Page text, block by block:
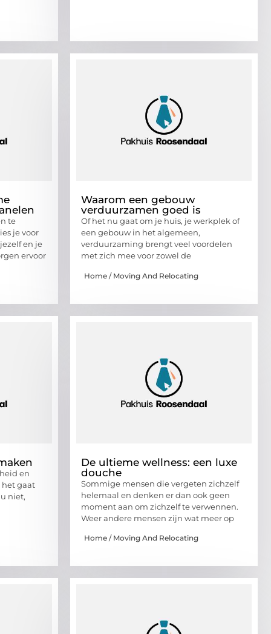
te
je voor
en je
ervoor
Waarom een gebouw
verduurzamen goed is
Of het nu gaat om je huis, je werkplek of
een gebouw in het algemeen,
verduurzaming brengt veel voordelen
met zich mee voor zowel de
Home / Moving And Relocating
en
het gaat
niet,
De ultieme wellness: een luxe
douche
Sommige mensen die vergeten zichzelf
helemaal en denken er dan ook geen
moment aan om zichzelf te verwennen.
Weer andere mensen zijn wat meer op
Home / Moving And Relocating